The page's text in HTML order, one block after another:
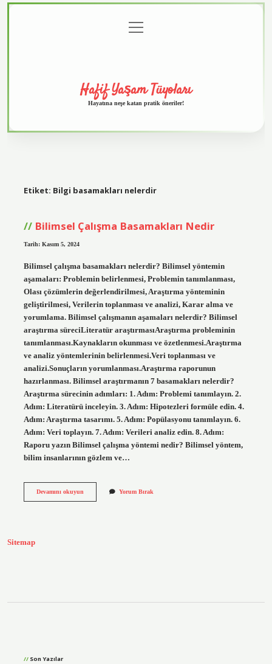
menüyü
aç
Hafif Yaşam Tüyoları
Hayatına neşe katan pratik öneriler!
Etiket: Bilgi basamakları nelerdir
Bilimsel Çalışma Basamakları Nedir
Tarih: Kasım 5, 2024
Bilimsel çalışma basamakları nelerdir? Bilimsel yöntemin
aşamaları: Problemin belirlenmesi, Problemin tanımlanması,
Olası çözümlerin değerlendirilmesi, Araştırma yönteminin
geliştirilmesi, Verilerin toplanması ve analizi, Karar alma ve
yorumlama. Bilimsel çalışmanın aşamaları nelerdir? Bilimsel
araştırma süreciLiteratür araştırmasıAraştırma probleminin
tanımlanması.Kaynakların okunması ve özetlenmesi.Araştırma
ve analiz yöntemlerinin belirlenmesi.Veri toplanması ve
analizi.Sonuçların yorumlanması.Araştırma raporunun
hazırlanması. Bilimsel araştırmanın 7 basamakları nelerdir?
Araştırma sürecinin adımları: 1. Adım: Problemi tanımlayın. 2.
Adım: Literatürü inceleyin. 3. Adım: Hipotezleri formüle edin. 4.
Adım: Araştırma tasarımı. 5. Adım: Popülasyonu tanımlayın. 6.
Adım: Veri toplayın. 7. Adım: Verileri analiz edin. 8. Adım:
Raporu yazın Bilimsel çalışma yöntemi nedir? Bilimsel yöntem,
bilim insanlarının gözlem ve…
Devamını okuyunBilimsel
Yorum Bırak
Sitemap
Son Yazılar